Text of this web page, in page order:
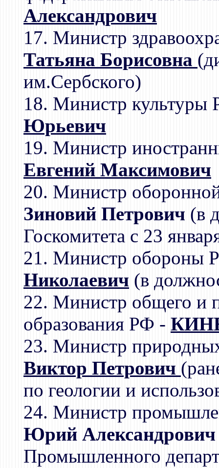
Александрович
17. Министр
Татьяна Борисовна
им.Сербского)
18. Министр
Юрьевич
19. Министр
Евгений Максимович
20. Министр
Зиновий Петрович (в
Госкомитета с 23
21. Министр обороны
Николаевич (в
22. Министр общего и
образования РФ -
23. Министр
Виктор Петрович
по геологии и
24. Министр
Юрий Александрович
Промышленного